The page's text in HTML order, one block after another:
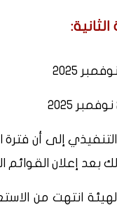
انتهت من